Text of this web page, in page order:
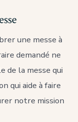
une messe à
demandé ne
de la messe qui
qui aide à faire
notre mission